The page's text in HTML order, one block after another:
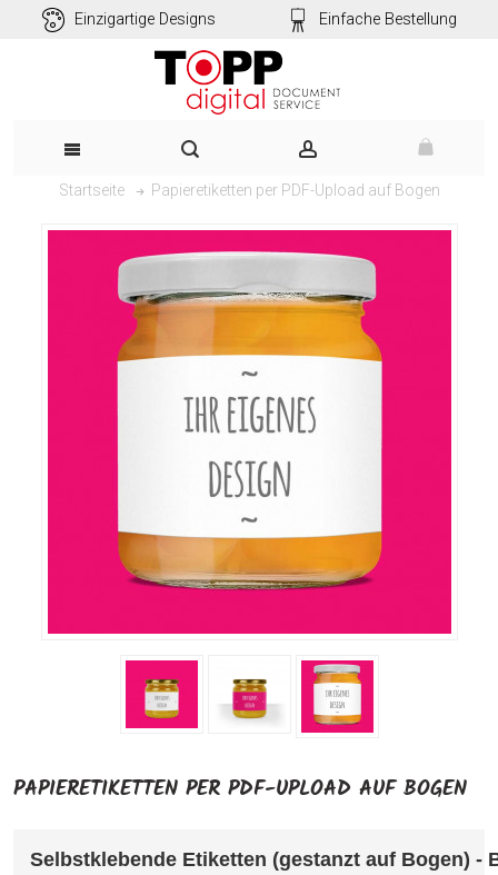
Einzigartige Designs Einfache Bestellung
Startseite Papieretiketten per PDF-Upload auf Bogen
PAPIERETIKETTEN PER PDF-UPLOAD AUF BOGEN
Selbstklebende Etiketten (gestanzt auf Bogen) -